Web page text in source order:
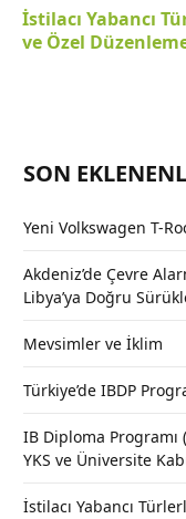
İstilacı Yabancı
ve Özel
SON
Yeni Volkswagen T-
Akdeniz’de Çevre
Libya’ya Doğru
Mevsimler ve İklim
Türkiye’de IBDP
IB Diploma Programı
YKS ve Üniversite
İstilacı Yabancı